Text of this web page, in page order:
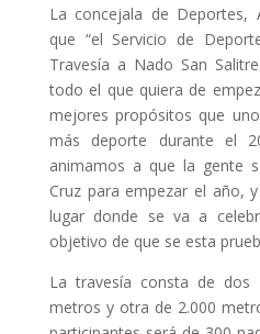
La concejala de Deportes,
que “el Servicio de
Travesía a Nado San
todo el que quiera de
mejores propósitos que
más deporte durante el
animamos a que la gente
Cruz para empezar el año,
lugar donde se va a
objetivo de que se esta
La travesía consta de dos
metros y otra de 2.000